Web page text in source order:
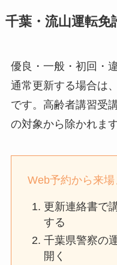
千葉・流山運転
優良・一般・初回・
通常更新する場合は
です。高齢者講習受
の対象から除かれます
Web予約から来場
更新連絡書で
する
千葉県警察の
開く